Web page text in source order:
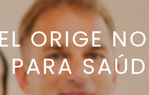
ORIGE NO
PARA